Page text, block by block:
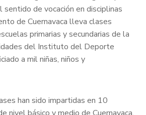
de vocación en disciplinas
de Cuernavaca lleva clases
primarias y secundarias de la
del Instituto del Deporte
a mil niñas, niños y
han sido impartidas en 10